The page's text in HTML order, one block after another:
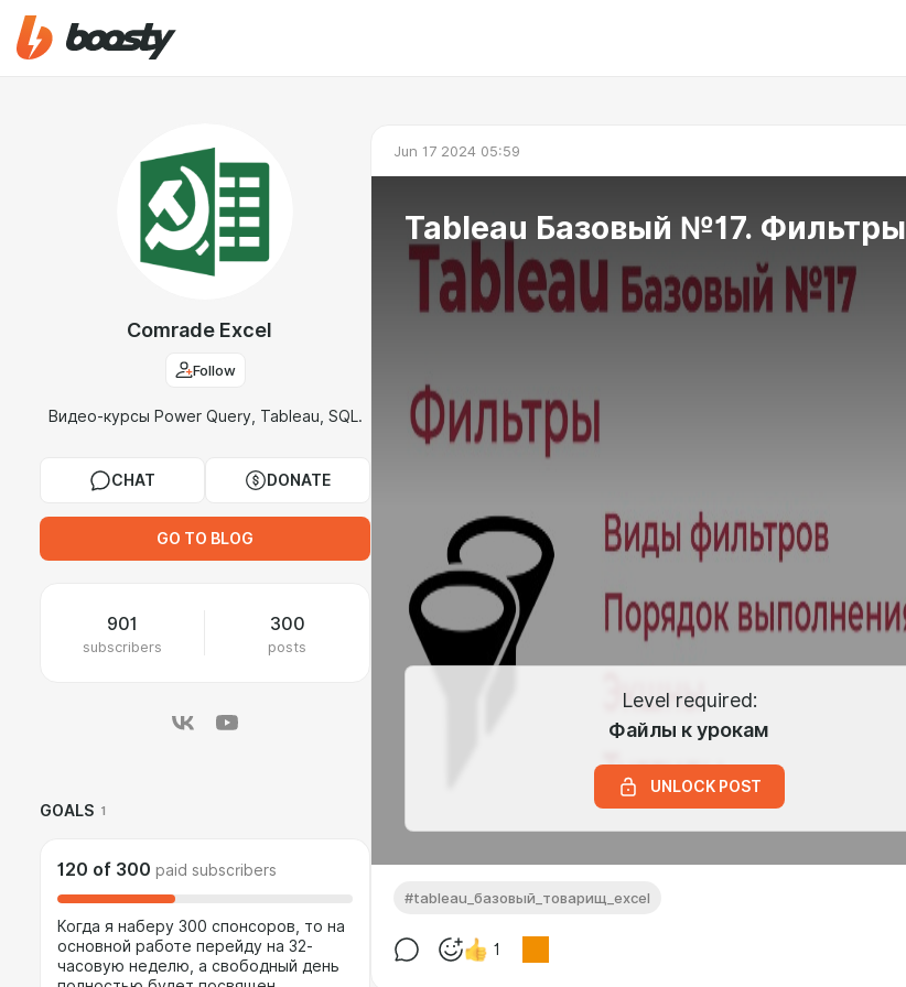
Comrade Excel
Follow
Видео-курсы Power Query, Tableau, SQL.
CHAT DONATE
GO TO BLOG
901
subscribers
300
posts
GOALS 1
120 of 300 paid subscribers
Когда я наберу 300 спонсоров, то на
основной работе перейду на 32-
часовую неделю, а свободный день
Jun 17 2024 05:59
Tableau Базовый №17. Фильтры
Level required:
Файлы к урокам
UNLOCK POST
#tableau_базовый_товарищ_excel
1